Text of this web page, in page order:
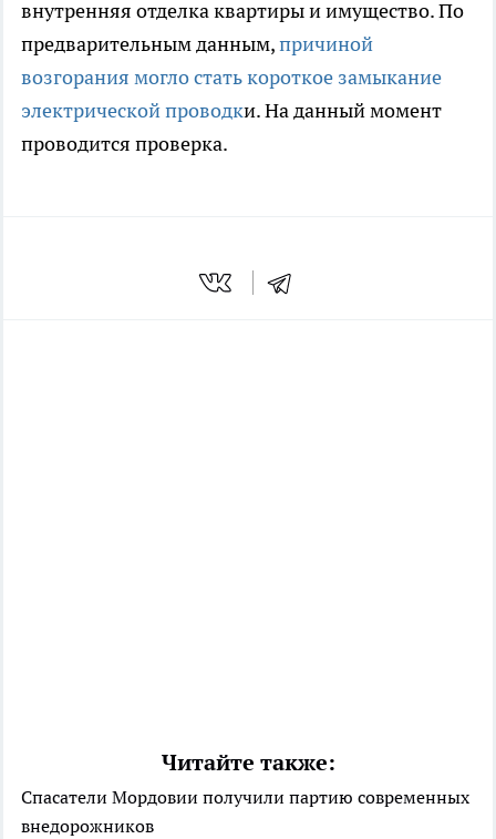
внутренняя отделка квартиры и имущество. По
предварительным данным,причиной
возгорания могло стать короткое замыкание
электрической проводки. На данный момент
проводится проверка.
Читайте также:
Спасатели Мордовии получили партию современных
внедорожников